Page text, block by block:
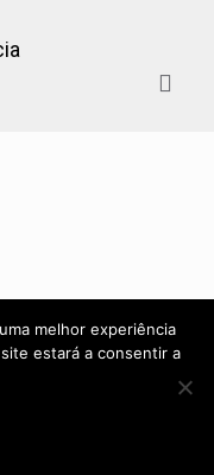
melhor experiência
estará a consentir a